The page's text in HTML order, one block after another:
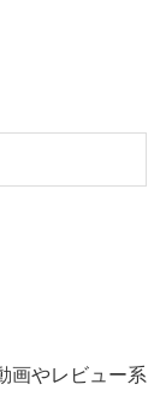
画やレビュー系